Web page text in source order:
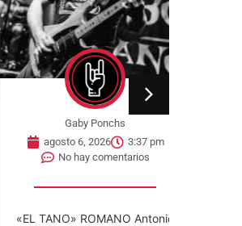
Gaby Ponchs
agosto 6, 2026
3:37 pm
No hay comentarios
TANO» ROMANO Antonio